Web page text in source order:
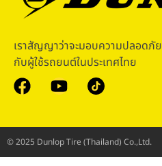
© 2025 Dunlop Tire (Thailand) Co.,Ltd.
เราสัญญาว่าจะมอบความปลอดภั
กับผู้ใช้รถยนต์ในประเทศไทย